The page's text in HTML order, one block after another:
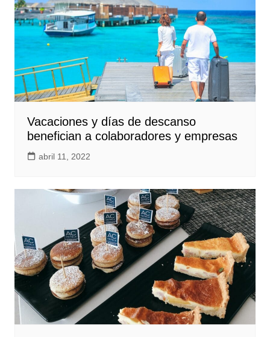
Vacaciones y días de descanso
benefician a colaboradores y empresas
abril 11, 2022